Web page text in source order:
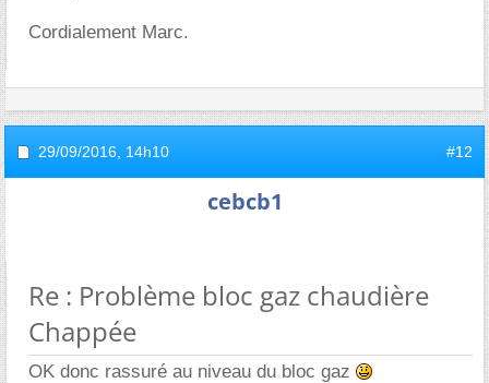
Cordialement Marc.
29/09/2016, 14h10 #12
cebcb1
Re : Problème bloc gaz chaudière
Chappée
OK donc rassuré au niveau du bloc gaz